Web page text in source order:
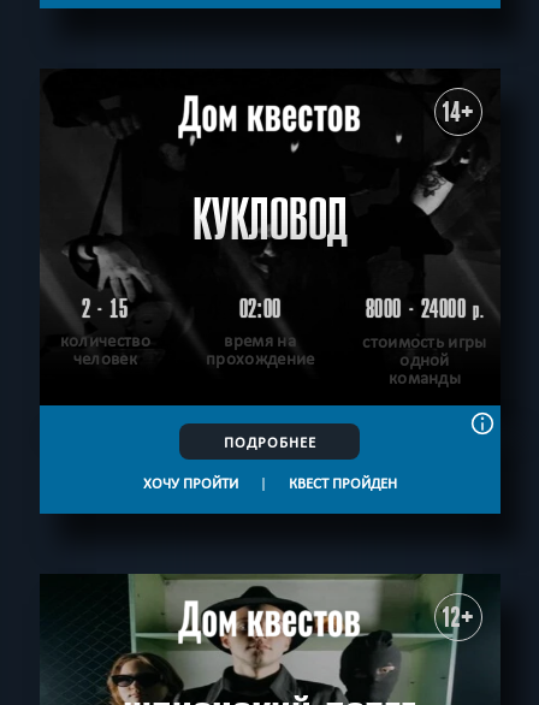
14+
КУКЛОВОД
2 - 15
количество
человек
02:00
время на
прохождение
8000 - 24000р.
стоимость игры
одной
команды
ПОДРОБНЕЕ
ХОЧУ ПРОЙТИ | КВЕСТ ПРОЙДЕН
12+